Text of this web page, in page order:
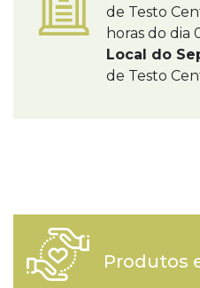
de Testo
horas do dia
Local do
de Testo
Produtos